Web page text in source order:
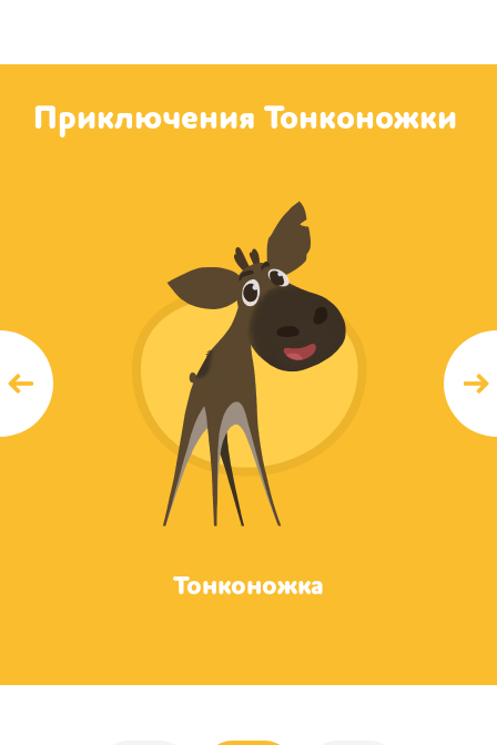
Приключения Тонконожки
Тонконожка